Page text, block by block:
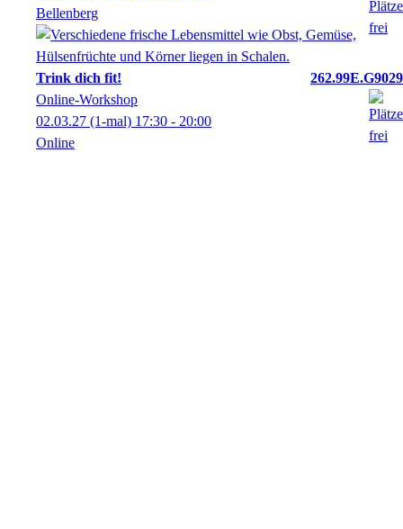
Bellenberg
Trink dich fit!
262.99E.G9029
Online-Workshop
02.03.27 (1-mal) 17:30 - 20:00
Online